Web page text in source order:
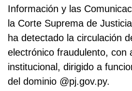
Información y las
la Corte Suprema de
ha detectado la circulación
electrónico fraudulento, con
institucional, dirigido a
del dominio @pj.gov.py.